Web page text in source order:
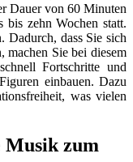
Dauer von 60 Minuten
bis zehn Wochen statt.
Dadurch, dass Sie sich
machen Sie bei diesem
schnell Fortschritte und
einbauen. Dazu
was vielen
Musik zum